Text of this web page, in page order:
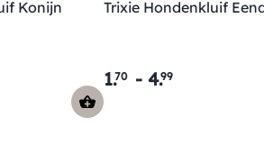
België €6,95 en boven de €50,00 zijn
de verzendkosten buiten Nederland
verwijzen wij je graag door naar "
Konijn Trixie Hondenkluif
1.70 -4.99